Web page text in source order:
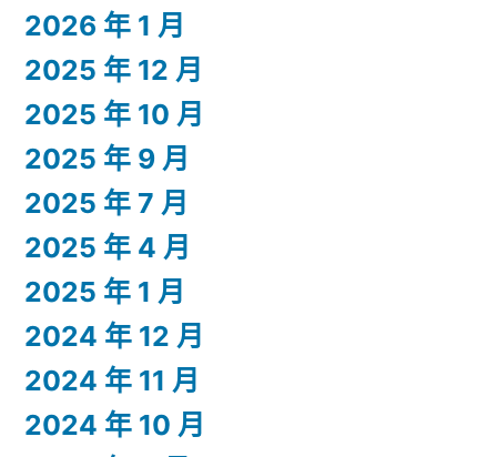
2026 年 1 月
2025 年 12 月
2025 年 10 月
2025 年 9 月
2025 年 7 月
2025 年 4 月
2025 年 1 月
2024 年 12 月
2024 年 11 月
2024 年 10 月